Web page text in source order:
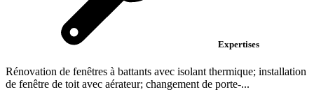
Expertises
Rénovation de fenêtres à battants avec isolant thermique; installation
de fenêtre de toit avec aérateur; changement de porte-...